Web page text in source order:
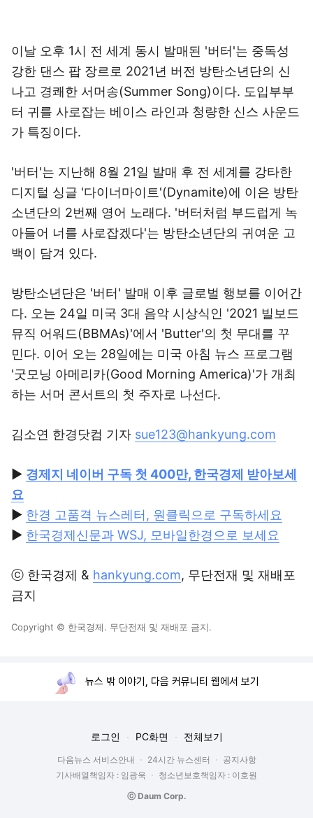
이날 오후 1시 전 세계 동시 발매된 '버터'는 중독성
강한 댄스 팝 장르로 2021년 버전 방탄소년단의 신
나고 경쾌한 서머송(Summer Song)이다. 도입부부
터 귀를 사로잡는 베이스 라인과 청량한 신스 사운드
가 특징이다.
'버터'는 지난해 8월 21일 발매 후 전 세계를 강타한
디지털 싱글 '다이너마이트'(Dynamite)에 이은 방탄
소년단의 2번째 영어 노래다. '버터처럼 부드럽게 녹
아들어 너를 사로잡겠다'는 방탄소년단의 귀여운 고
백이 담겨 있다.
방탄소년단은 '버터' 발매 이후 글로벌 행보를 이어간
다. 오는 24일 미국 3대 음악 시상식인 '2021 빌보드
뮤직 어워드(BBMAs)'에서 'Butter'의 첫 무대를 꾸
민다. 이어 오는 28일에는 미국 아침 뉴스 프로그램
'굿모닝 아메리카(Good Morning America)'가 개최
하는 서머 콘서트의 첫 주자로 나선다.
김소연 한경닷컴 기자 sue123@hankyung.com
▶ 경제지 네이버 구독 첫 400만, 한국경제 받아보세
요
▶ 한경 고품격 뉴스레터, 원클릭으로 구독하세요
▶ 한국경제신문과 WSJ, 모바일한경으로 보세요
ⓒ 한국경제 & hankyung.com, 무단전재 및 재배포
금지
Copyright © 한국경제. 무단전재 및 재배포 금지.
뉴스 밖 이야기, 다음 커뮤니티 웹에서 보기
로그인 PC화면 전체보기
다음뉴스 서비스안내 24시간 뉴스센터
공지사항
기사배열책임자 : 임광욱
청소년보호책임자 : 이호원
ⓒ Daum Corp.